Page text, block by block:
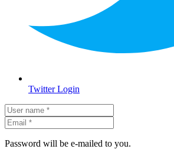
Twitter Login
Password will be e-mailed to you.